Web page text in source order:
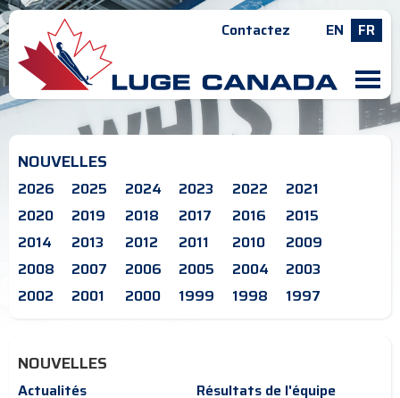
Contactez EN FR
M
NOUVELLES
2026 2025 2024 2023 2022
2021
2020
2019 2018 2017 2016
2015
2014
2013 2012 2011 2010
2009
2008
2007 2006 2005 2004
2003
2002
2001 2000 1999 1998 1997
NOUVELLES
Actualités
Résultats de l'équipe